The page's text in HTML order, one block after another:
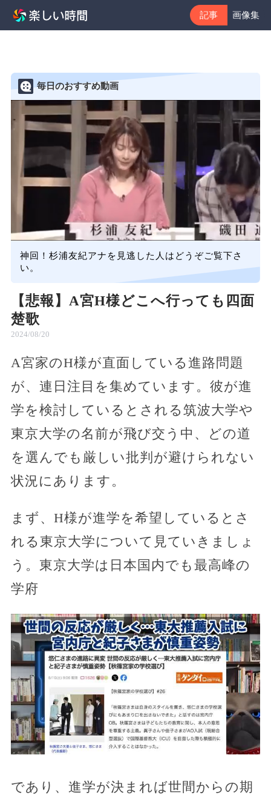
記事 画像集
毎日のおすすめ動画
神回！杉浦友紀アナを見逃した人はどうぞご覧下さ
い。
【悲報】A宮H様どこへ行っても四面
楚歌
2024/08/20
A宮家のH様が直面している進路問題
が、連日注目を集めています。彼が進
学を検討しているとされる筑波大学や
東京大学の名前が飛び交う中、どの道
を選んでも厳しい批判が避けられない
状況にあります。
まず、H様が進学を希望しているとさ
れる東京大学について見ていきましょ
う。東京大学は日本国内でも最高峰の
学府
であり、進学が決まれば世間からの期